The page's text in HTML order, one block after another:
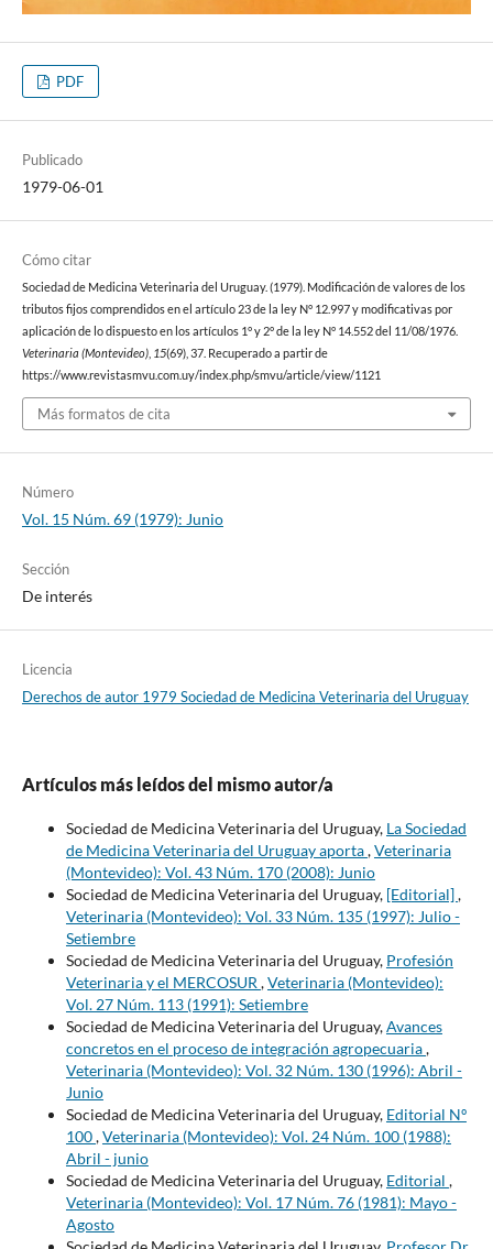
PDF
Publicado
1979-06-01
Cómo citar
Sociedad de Medicina Veterinaria del Uruguay. (1979). Modificación de valores de los
tributos fijos comprendidos en el artículo 23 de la ley N° 12.997 y modificativas por
aplicación de lo dispuesto en los artículos 1° y 2° de la ley N° 14.552 del 11/08/1976.
Veterinaria (Montevideo), 15(69), 37. Recuperado a partir de
https://www.revistasmvu.com.uy/index.php/smvu/article/view/1121
Más formatos de cita
Número
Vol. 15 Núm. 69 (1979): Junio
Sección
De interés
Licencia
Derechos de autor 1979 Sociedad de Medicina Veterinaria del Uruguay
Artículos más leídos del mismo autor/a
Sociedad de Medicina Veterinaria del Uruguay, La Sociedad
de Medicina Veterinaria del Uruguay aporta,Veterinaria
(Montevideo): Vol. 43 Núm. 170 (2008): Junio
Sociedad de Medicina Veterinaria del Uruguay, [Editorial],
Veterinaria (Montevideo): Vol. 33 Núm. 135 (1997): Julio -
Setiembre
Sociedad de Medicina Veterinaria del Uruguay, Profesión
Veterinaria y el MERCOSUR ,Veterinaria (Montevideo):
Vol. 27 Núm. 113 (1991): Setiembre
Sociedad de Medicina Veterinaria del Uruguay,Avances
concretos en el proceso de integración agropecuaria,
Veterinaria (Montevideo): Vol. 32 Núm. 130 (1996): Abril -
Junio
Sociedad de Medicina Veterinaria del Uruguay, Editorial Nº
100,Veterinaria (Montevideo): Vol. 24 Núm. 100 (1988):
Abril - junio
Sociedad de Medicina Veterinaria del Uruguay, Editorial ,
Veterinaria (Montevideo): Vol. 17 Núm. 76 (1981): Mayo -
Agosto